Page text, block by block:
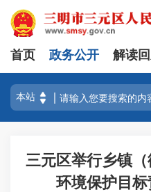
首页 政务公开 解读
三元区举行乡镇
环境保护目